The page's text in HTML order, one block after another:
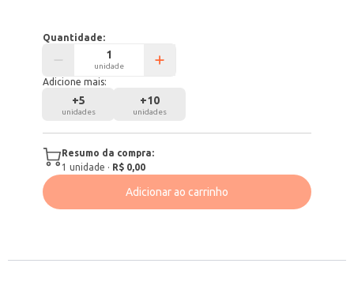
Quantidade:
unidade
Adicione mais:
+5
unidades
+10
unidades
Resumo da compra:
1 unidade · R$ 0,00
Adicionar ao carrinho